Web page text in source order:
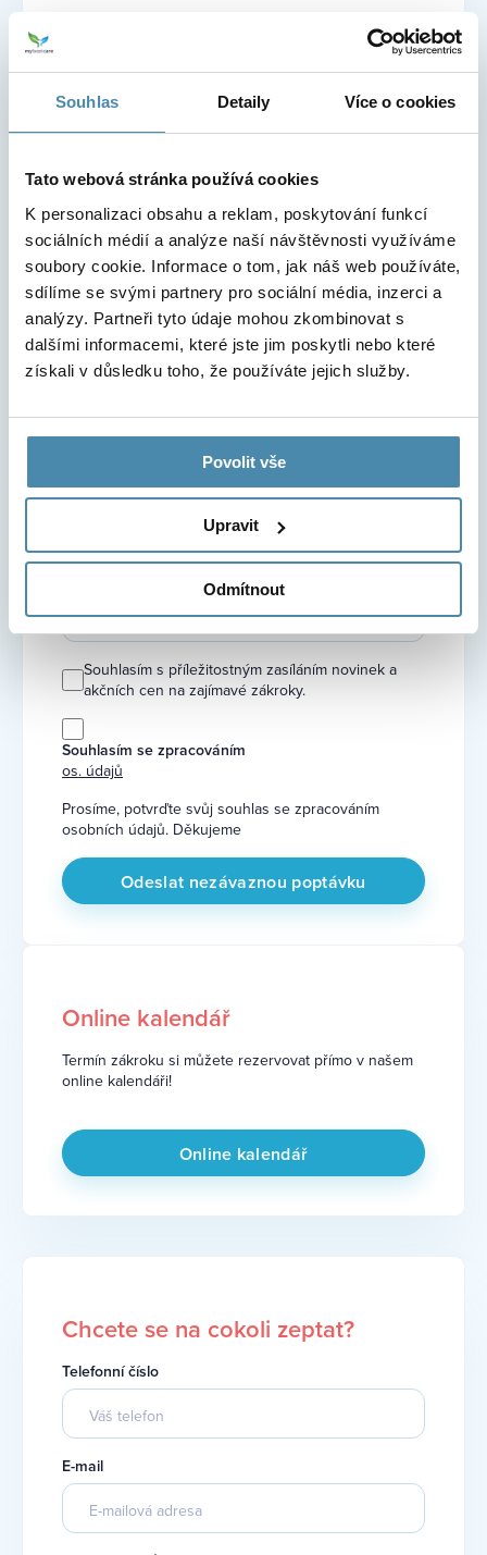
Souhlas Detaily Více o cookies
Tato webová stránka používá cookies
K personalizaci obsahu a reklam, poskytování funkcí
sociálních médií a analýze naší návštěvnosti využíváme
soubory cookie. Informace o tom, jak náš web používáte,
sdílíme se svými partnery pro sociální média, inzerci a
analýzy. Partneři tyto údaje mohou zkombinovat s
dalšími informacemi, které jste jim poskytli nebo které
získali v důsledku toho, že používáte jejich služby.
Povolit vše
Upravit
Odmítnout
Kterou pobočku chcete navštívit?
Ne
Ano
Jméno
Souhlasím s příležitostným zasíláním novinek a
akčních cen na zajímavé zákroky.
Souhlasím se zpracováním
os. údajů
Prosíme, potvrďte svůj souhlas se zpracováním
osobních údajů. Děkujeme
Online kalendář
Termín zákroku si můžete rezervovat přímo v našem
online kalendáři!
Online kalendář
Chcete se na cokoli zeptat?
Telefonní číslo
E-mail